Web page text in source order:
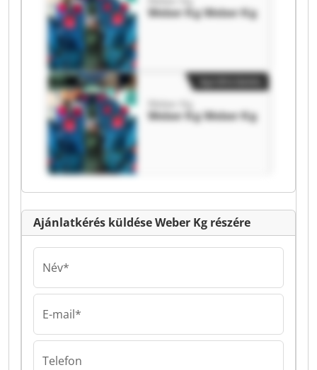
Weber Kg Weber Kg
Weber Kg Weber Kg
Ajánlatkérés küldése Weber Kg részére
Név*
E-mail*
Telefon